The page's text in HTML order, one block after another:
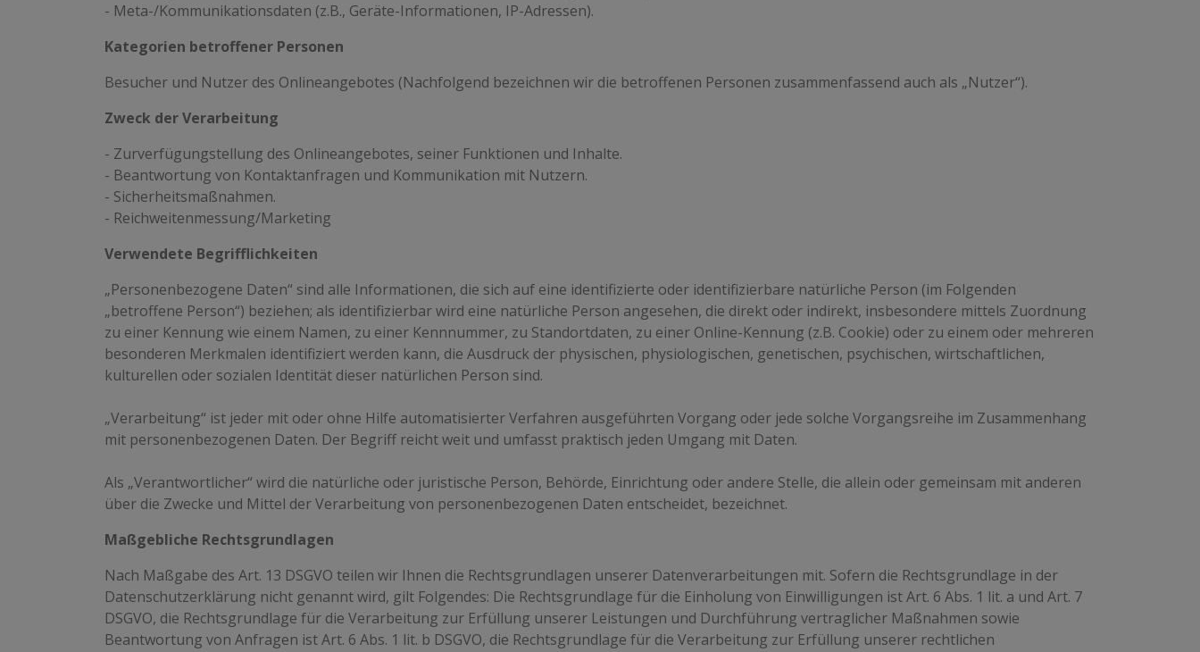
- Meta-/Kommunikationsdaten (z.B., Geräte-Informationen, IP-Adressen).
Kategorien betroffener Personen
Besucher und Nutzer des Onlineangebotes (Nachfolgend bezeichnen wir die betroffenen Personen zusammenfassend auch als „Nutzer“).
Zweck der Verarbeitung
- Zurverfügungstellung des Onlineangebotes, seiner Funktionen und Inhalte.
- Beantwortung von Kontaktanfragen und Kommunikation mit Nutzern.
- Sicherheitsmaßnahmen.
- Reichweitenmessung/Marketing
Verwendete Begrifflichkeiten
„Personenbezogene Daten“ sind alle Informationen, die sich auf eine identifizierte oder identifizierbare natürliche Person (im Folgenden
„betroffene Person“) beziehen; als identifizierbar wird eine natürliche Person angesehen, die direkt oder indirekt, insbesondere mittels Zuordnung
zu einer Kennung wie einem Namen, zu einer Kennnummer, zu Standortdaten, zu einer Online-Kennung (z.B. Cookie) oder zu einem oder mehreren
besonderen Merkmalen identifiziert werden kann, die Ausdruck der physischen, physiologischen, genetischen, psychischen, wirtschaftlichen,
kulturellen oder sozialen Identität dieser natürlichen Person sind.
„Verarbeitung“ ist jeder mit oder ohne Hilfe automatisierter Verfahren ausgeführten Vorgang oder jede solche Vorgangsreihe im Zusammenhang
mit personenbezogenen Daten. Der Begriff reicht weit und umfasst praktisch jeden Umgang mit Daten.
Als „Verantwortlicher“ wird die natürliche oder juristische Person, Behörde, Einrichtung oder andere Stelle, die allein oder gemeinsam mit anderen
über die Zwecke und Mittel der Verarbeitung von personenbezogenen Daten entscheidet, bezeichnet.
Maßgebliche Rechtsgrundlagen
Nach Maßgabe des Art. 13 DSGVO teilen wir Ihnen die Rechtsgrundlagen unserer Datenverarbeitungen mit. Sofern die Rechtsgrundlage in der
Datenschutzerklärung nicht genannt wird, gilt Folgendes: Die Rechtsgrundlage für die Einholung von Einwilligungen ist Art. 6 Abs. 1 lit. a und Art. 7
DSGVO, die Rechtsgrundlage für die Verarbeitung zur Erfüllung unserer Leistungen und Durchführung vertraglicher Maßnahmen sowie
Beantwortung von Anfragen ist Art. 6 Abs. 1 lit. b DSGVO, die Rechtsgrundlage für die Verarbeitung zur Erfüllung unserer rechtlichen